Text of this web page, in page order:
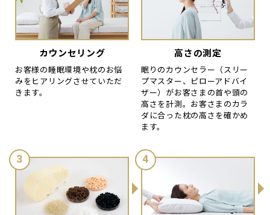
カウンセリング
お客様の睡眠環境や枕のお悩
みをヒアリングさせていただ
きます。
高さの測定
眠りのカウンセラー（スリー
プマスター、ピローアドバイ
ザー）がお客さまの首や頭の
高さを計測。お客さまのカラ
ダに合った枕の高さを確かめ
ます。